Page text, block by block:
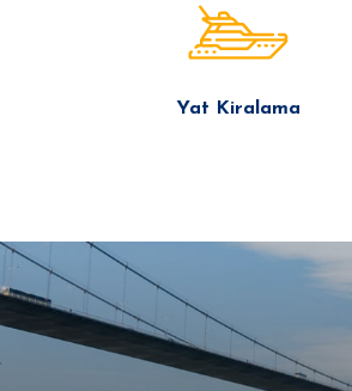
Yat Kiralama